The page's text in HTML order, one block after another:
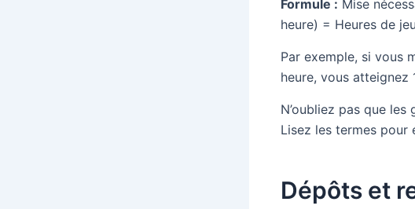
Formule : Mise
heure) = Heures de
Par exemple, si vous
heure, vous
N’oubliez pas que
Lisez les termes pour
Dépôts et